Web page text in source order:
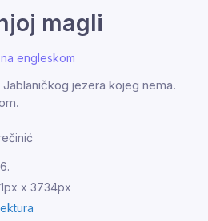
magli
engleskom
jezera kojeg nema.
x 3734px